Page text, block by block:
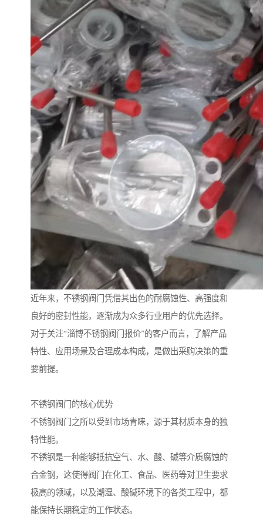
近年来，不锈钢阀门凭借其出色的耐腐蚀性、高强度和
良好的密封性能，逐渐成为众多行业用户的优先选择。
对于关注“淄博不锈钢阀门报价”的客户而言，了解产品
特性、应用场景及合理成本构成，是做出采购决策的重
要前提。
不锈钢阀门的核心优势
不锈钢阀门之所以受到市场青睐，源于其材质本身的独
特性能。
不锈钢是一种能够抵抗空气、水、酸、碱等介质腐蚀的
合金钢，这使得阀门在化工、食品、医药等对卫生要求
极高的领域，以及潮湿、酸碱环境下的各类工程中，都
能保持长期稳定的工作状态。